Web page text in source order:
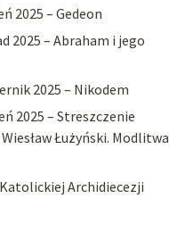
2025 – Gedeon
2025 – Abraham i jego
2025 – Nikodem
2025 – Streszczenie
Łużyński. Modlitwa
Archidiecezji